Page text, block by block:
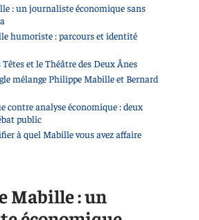
: un journaliste économique sans
humoriste : parcours et identité
Têtes et le Théâtre des Deux Ânes
mélange Philippe Mabille et Bernard
contre analyse économique : deux
public
à quel Mabille vous avez affaire
Mabille : un